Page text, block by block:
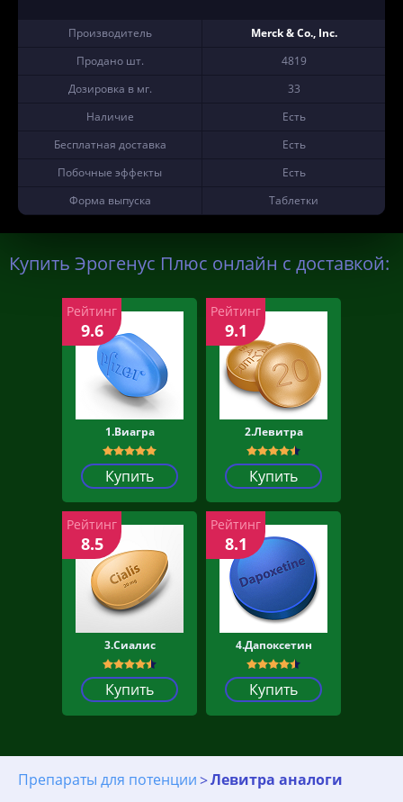
Производитель
Merck & Co., Inc.
Продано шт.
4819
Дозировка в мг.
33
Наличие
Есть
Бесплатная доставка
Есть
Побочные эффекты
Есть
Форма выпуска
Таблетки
Купить Эрогенус Плюс онлайн с доставкой:
1.Виагра
Купить
Рейтинг
9.6
2.Левитра
Купить
Рейтинг
9.1
3.Сиалис
Купить
Рейтинг
8.5
4.Дапоксетин
Купить
Рейтинг
8.1
Препараты для потенции Левитра аналоги